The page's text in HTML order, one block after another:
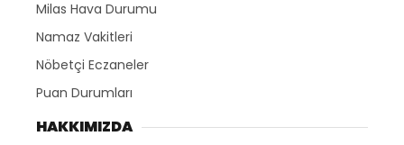
Milas Hava Durumu
Namaz Vakitleri
Nöbetçi Eczaneler
Puan Durumları
HAKKIMIZDA